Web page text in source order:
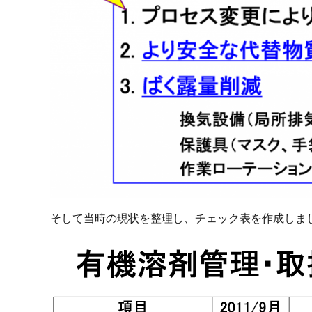
そして当時の現状を整理し、チェック表を作成しま